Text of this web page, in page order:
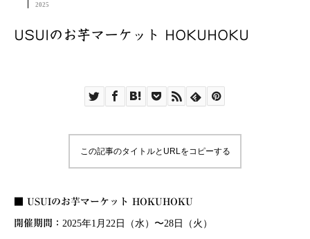
2025
USUIのお芋マーケット HOKUHOKU
この記事のタイトルとURLをコピーする
■ USUIのお芋マーケット HOKUHOKU
開催期間： 2025年1月22日（水）〜28日（火）